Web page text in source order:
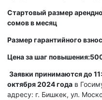
Стартовый размер
сомов в месяц
Размер гарантийного
Цена за шаг
Заявки принимаются до
октября 2024 года в
адресу: г. Бишкек, ул.